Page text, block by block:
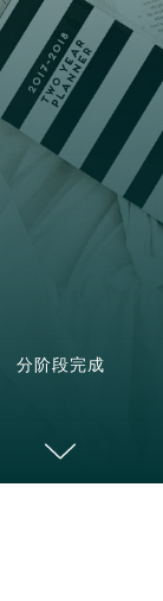
分阶段完成